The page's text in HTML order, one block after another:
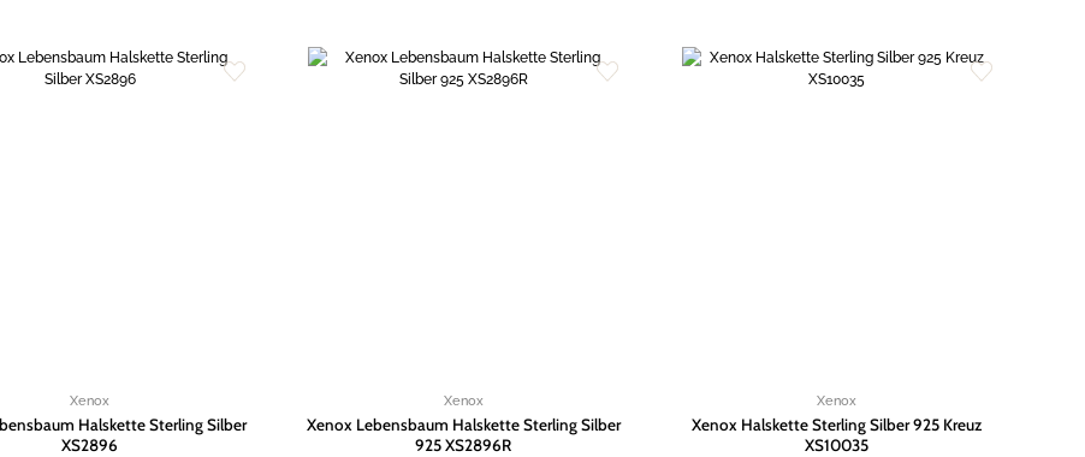
Xenox
Halskette Sterling Silber
XS2896
Xenox
Xenox Lebensbaum Halskette Sterling Silber
925 XS2896R
Xenox
Xenox Halskette Sterling Silber 925 Kreuz
XS10035